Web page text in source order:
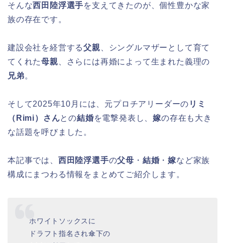
そんな西田陸浮選手を支えてきたのが、個性豊かな家
族の存在です。
建設会社を経営する父親 、シングルマザーとして育て
てくれた母親 、さらには再婚によって生まれた義理の
兄弟。
そして2025年10月には、元プロチアリーダーの リミ
（Rimi）さんとの結婚を電撃発表し、嫁の存在も大き
な話題を呼びました。
本記事では、 西田陸浮選手の父母 ・ 結婚 ・嫁など家族
構成にまつわる情報をまとめてご紹介します。
ホワイトソックスに
ドラフト指名され傘下の